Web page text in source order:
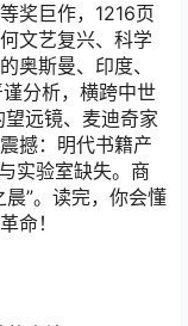
奖巨作，1216页
文艺复兴、科学
奥斯曼、印度、
分析，横跨中世
远镜、麦迪奇家
撼：明代书籍产
实验室缺失。商
”。读完，你会懂
命！